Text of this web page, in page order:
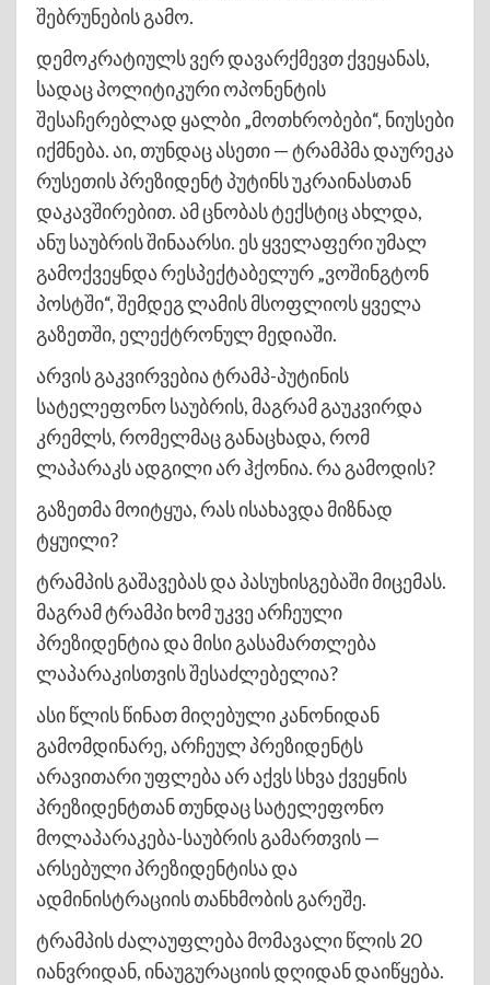
შებრუნების გამო.
დემოკრატიულს ვერ დავარქმევთ ქვეყანას,
სადაც პოლიტიკური ოპონენტის
შესაჩერებლად ყალბი „მოთხრობები“, ნიუსები
იქმნება. აი, თუნდაც ასეთი — ტრამპმა დაურეკა
რუსეთის პრეზიდენტ პუტინს უკრაინასთან
დაკავშირებით. ამ ცნობას ტექსტიც ახლდა,
ანუ საუბრის შინაარსი. ეს ყველაფერი უმალ
გამოქვეყნდა რესპექტაბელურ „ვოშინგტონ
პოსტში“, შემდეგ ლამის მსოფლიოს ყველა
გაზეთში, ელექტრონულ მედიაში.
არვის გაკვირვებია ტრამპ-პუტინის
სატელეფონო საუბრის, მაგრამ გაუკვირდა
კრემლს, რომელმაც განაცხადა, რომ
ლაპარაკს ადგილი არ ჰქონია. რა გამოდის?
გაზეთმა მოიტყუა, რას ისახავდა მიზნად
ტყუილი?
ტრამპის გაშავებას და პასუხისგებაში მიცემას.
მაგრამ ტრამპი ხომ უკვე არჩეული
პრეზიდენტია და მისი გასამართლება
ლაპარაკისთვის შესაძლებელია?
ასი წლის წინათ მიღებული კანონიდან
გამომდინარე, არჩეულ პრეზიდენტს
არავითარი უფლება არ აქვს სხვა ქვეყნის
პრეზიდენტთან თუნდაც სატელეფონო
მოლაპარაკება-საუბრის გამართვის —
არსებული პრეზიდენტისა და
ადმინისტრაციის თანხმობის გარეშე.
ტრამპის ძალაუფლება მომავალი წლის 20
იანვრიდან, ინაუგურაციის დღიდან დაიწყება.